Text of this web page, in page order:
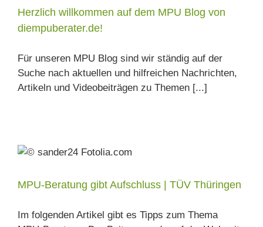
Herzlich willkommen auf dem MPU Blog von
diempuberater.de!
Für unseren MPU Blog sind wir ständig auf der
Suche nach aktuellen und hilfreichen Nachrichten,
Artikeln und Videobeiträgen zu Themen [...]
MPU-Beratung gibt Aufschluss | TÜV Thüringen
Im folgenden Artikel gibt es Tipps zum Thema